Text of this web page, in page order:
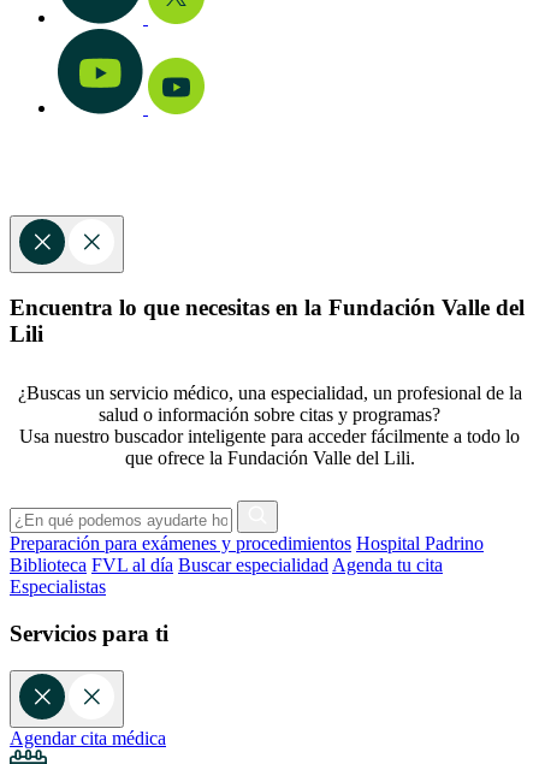
Encuentra lo que necesitas en la Fundación Valle del
Lili
¿Buscas un servicio médico, una especialidad, un profesional de la
salud o información sobre citas y programas?
Usa nuestro buscador inteligente para acceder fácilmente a todo lo
que ofrece la Fundación Valle del Lili.
Preparación para exámenes y procedimientos Hospital Padrino
Biblioteca FVL al día Buscar especialidad Agenda tu cita
Especialistas
Servicios para ti
Agendar cita médica